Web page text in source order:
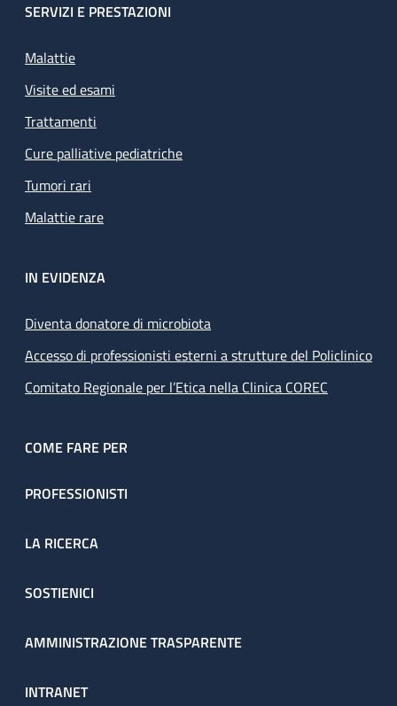
SERVIZI E PRESTAZIONI
Malattie
Visite ed esami
Trattamenti
Cure palliative pediatriche
Tumori rari
Malattie rare
IN EVIDENZA
Diventa donatore di microbiota
Accesso di professionisti esterni a strutture del Policlinico
Comitato Regionale per l’Etica nella Clinica COREC
COME FARE PER
PROFESSIONISTI
LA RICERCA
SOSTIENICI
AMMINISTRAZIONE TRASPARENTE
INTRANET